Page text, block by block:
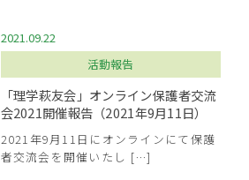
2021.09.22
活動報告
「理学萩友会」オンライン保護者交流
会2021開催報告（2021年9月11日）
2021年9月11日にオンラインにて保護
者交流会を開催いたし […]